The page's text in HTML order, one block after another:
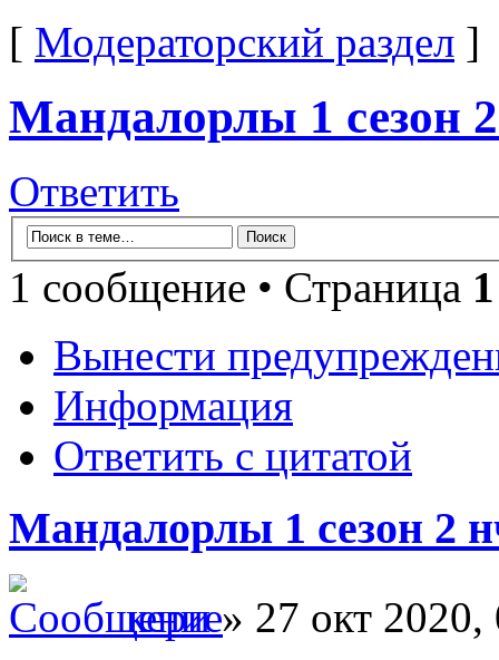
[ Модераторский раздел ]
Мандалорлы 1 сезон
Ответить
1 сообщение • Страница 1
Вынести
Информация
Ответить с цитатой
Мандалорлы 1 сезон 2
кери» 27 окт 2020,